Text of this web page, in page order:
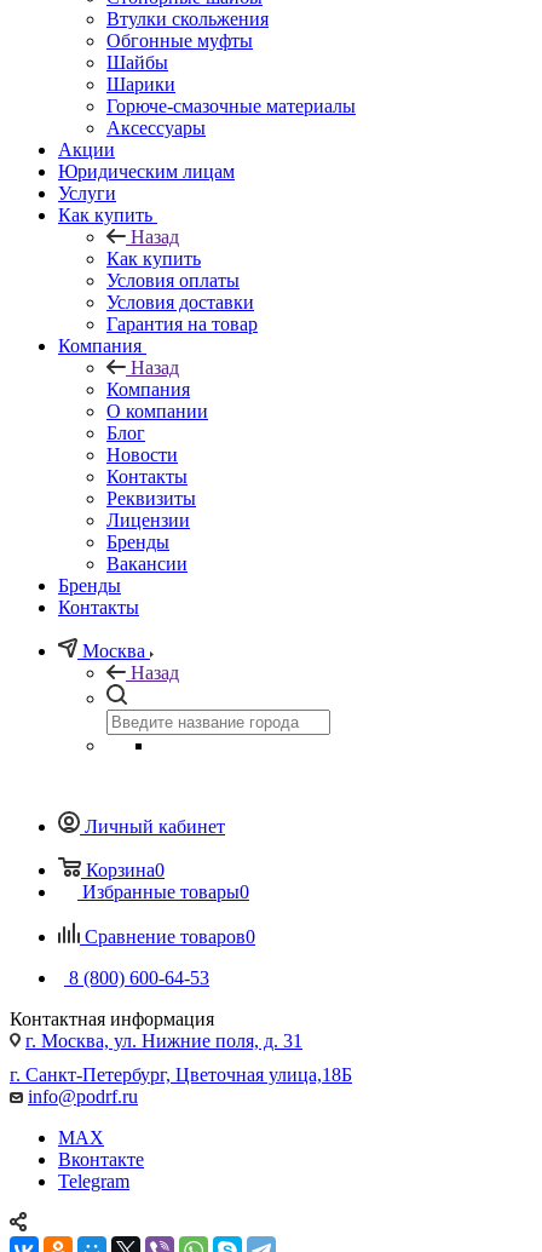
Втулки скольжения
Обгонные муфты
Шайбы
Шарики
Горюче-смазочные материалы
Аксессуары
Акции
Юридическим лицам
Услуги
Как купить
Назад
Как купить
Условия оплаты
Условия доставки
Гарантия на товар
Компания
Назад
Компания
О компании
Блог
Новости
Контакты
Реквизиты
Лицензии
Бренды
Вакансии
Бренды
Контакты
Москва
Назад
Личный кабинет
Корзина0
Избранные товары0
Сравнение товаров0
8 (800) 600-64-53
Контактная информация
г. Москва, ул. Нижние поля, д. 31
г. Санкт-Петербург, Цветочная улица,18Б
info@podrf.ru
MAX
Вконтакте
Telegram